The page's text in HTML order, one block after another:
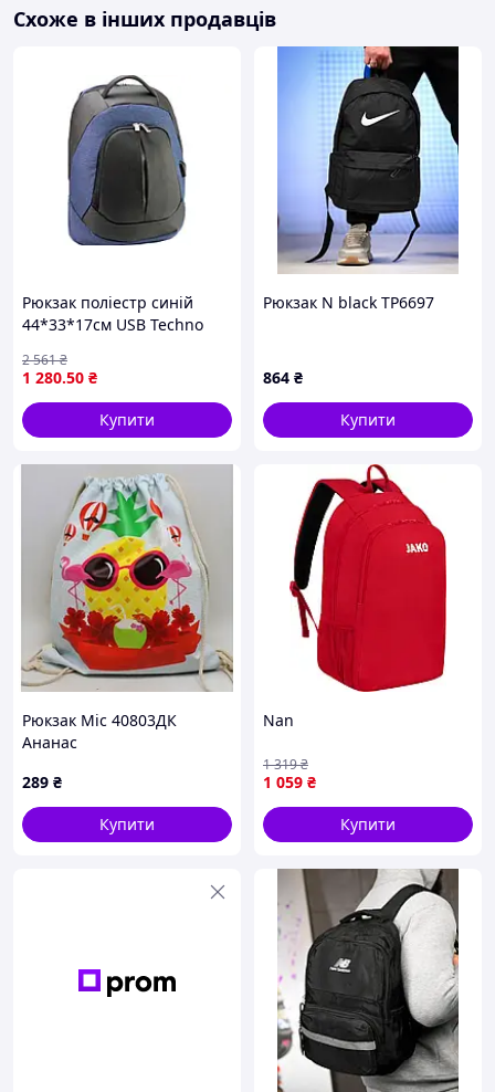
Схоже в інших продавців
Рюкзак поліестр синій
44*33*17см USB Techno
1217447 tjy
1 280.50 ₴
2 561₴
Купити
Рюкзак N black ТР6697
864 ₴
Купити
Рюкзак Mic 40803ДК
Ананас
289 ₴
Купити
Nan
1 059 ₴
1 319₴
Купити